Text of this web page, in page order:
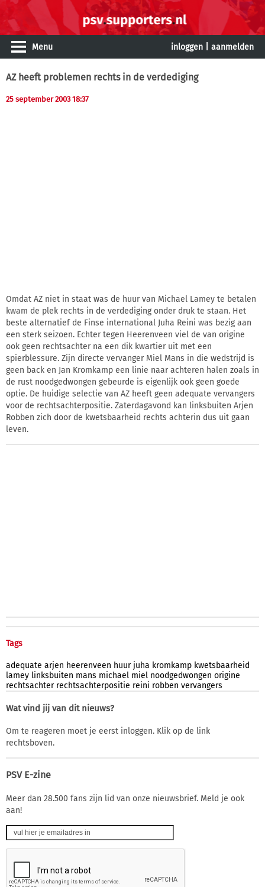
Menu inloggen aanmelden
AZ heeft problemen rechts in de verdediging
25 september 2003 18:37
Omdat AZ niet in staat was de huur van Michael Lamey te betalen
kwam de plek rechts in de verdediging onder druk te staan. Het
beste alternatief de Finse international Juha Reini was bezig aan
een sterk seizoen. Echter tegen Heerenveen viel de van origine
ook geen rechtsachter na een dik kwartier uit met een
spierblessure. Zijn directe vervanger Miel Mans in die wedstrijd is
geen back en Jan Kromkamp een linie naar achteren halen zoals in
de rust noodgedwongen gebeurde is eigenlijk ook geen goede
optie. De huidige selectie van AZ heeft geen adequate vervangers
voor de rechtsachterpositie. Zaterdagavond kan linksbuiten Arjen
Robben zich door de kwetsbaarheid rechts achterin dus uit gaan
leven.
Tags
adequate arjen heerenveen huur juha kromkamp kwetsbaarheid
lamey linksbuiten mans michael miel noodgedwongen origine
rechtsachter rechtsachterpositie reini robben vervangers
Wat vind jij van dit nieuws?
Om te reageren moet je eerst inloggen. Klik op de link
rechtsboven.
PSV E-zine
Meer dan 28.500 fans zijn lid van onze nieuwsbrief. Meld je ook
aan!